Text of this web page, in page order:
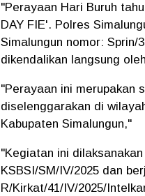
"Perayaan Hari Buruh
DAY FIE'. Polres
Simalungun nomor: Sprin/
dikendalikan langsung
"Perayaan ini merupakan
diselenggarakan di
Kabupaten Simalungun,"
"Kegiatan ini
KSBSI/SM/IV/2025 dan
R/Kirkat/41/IV/2025/